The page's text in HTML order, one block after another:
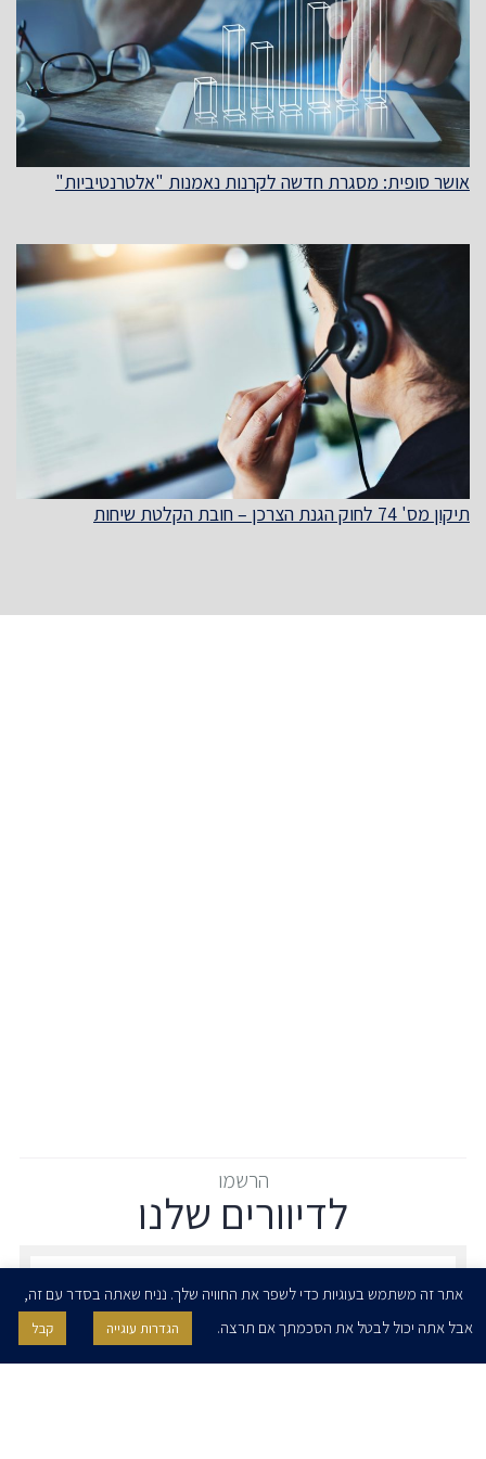
אושר סופית: מסגרת חדשה לקרנות נאמנות "אלטרנטיביות"
תיקון מס' 74 לחוק הגנת הצרכן – חובת הקלטת שיחות
הרשמו
לדיוורים שלנו
אני מאשר/ת בזאת להרצוג, פוקס, נאמן ושות' לשלוח לי ניוזלטרים,
הודעות והזמנות לאירועים וכנסים. אני רשאי/ת לחזור בי מהסכמתי לעיל בכל
אתר זה משתמש בעוגיות כדי לשפר את החוויה שלך. נניח שאתה בסדר עם זה,
אבל אתה יכול לבטל את הסכמתך אם תרצה.
הגדרות עוגייה קבל